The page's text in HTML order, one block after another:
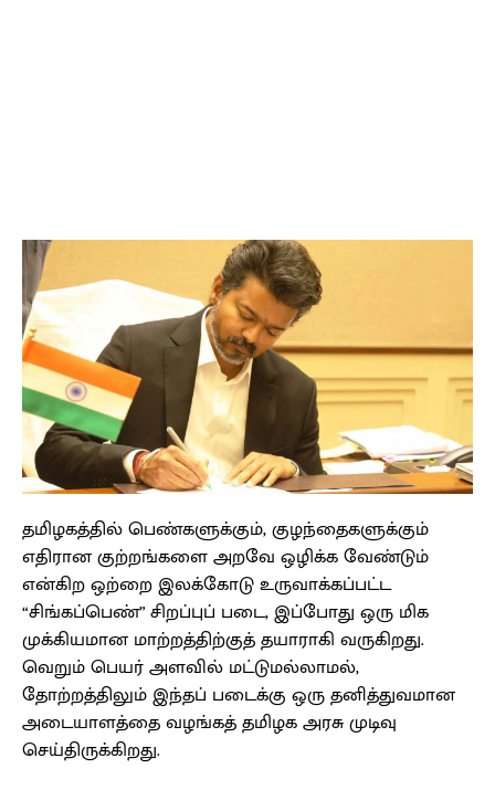
தமிழகத்தில் பெண்களுக்கும், குழந்தைகளுக்கும்
எதிரான குற்றங்களை அறவே ஒழிக்க வேண்டும்
என்கிற ஒற்றை இலக்கோடு உருவாக்கப்பட்ட
“சிங்கப்பெண்” சிறப்புப் படை, இப்போது ஒரு மிக
முக்கியமான மாற்றத்திற்குத் தயாராகி வருகிறது.
வெறும் பெயர் அளவில் மட்டுமல்லாமல்,
தோற்றத்திலும் இந்தப் படைக்கு ஒரு தனித்துவமான
அடையாளத்தை வழங்கத் தமிழக அரசு முடிவு
செய்திருக்கிறது.